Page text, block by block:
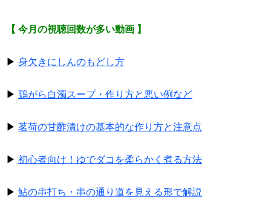
【 今月の視聴回数が多い動画 】
▶ 身欠きにしんのもどし方
▶ 鶏がら白濁スープ・作り方と悪い例など
▶ 茗荷の甘酢漬けの基本的な作り方と注意点
▶ 初心者向け！ゆでダコを柔らかく煮る方法
▶ 鮎の串打ち・串の通り道を見える形で解説